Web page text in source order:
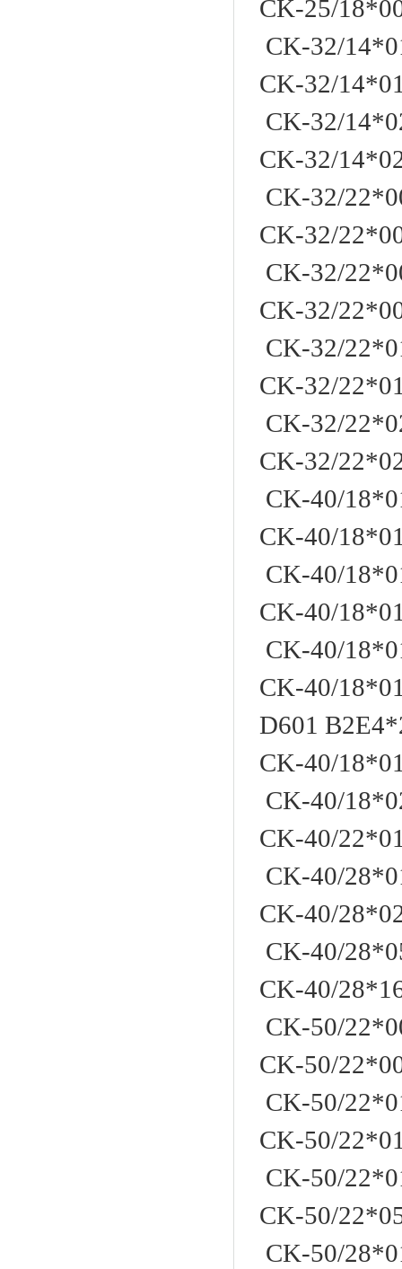
CK-25/
CK-32/
CK-32/
CK-32/
CK-32/
CK-32/
CK-32/
CK-32/
CK-32/
CK-32/
CK-32/
CK-32/
CK-32/
CK-40/
CK-40/
CK-40/
CK-40/
CK-40/
CK-40/
D601
CK-40/
CK-40/
CK-40/
CK-40/
CK-40/
CK-40/
CK-40/
CK-50/
CK-50/
CK-50/
CK-50/
CK-50/
CK-50/
CK-50/